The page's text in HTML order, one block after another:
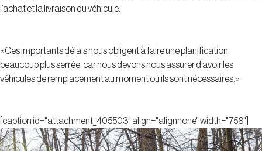
l’achat et la livraison du véhicule.
« Ces importants délais nous obligent à faire une planification
beaucoup plus serrée, car nous devons nous assurer d’avoir les
véhicules de remplacement au moment où ils sont nécessaires. »
[caption id="attachment_405503" align="alignnone" width="758"]